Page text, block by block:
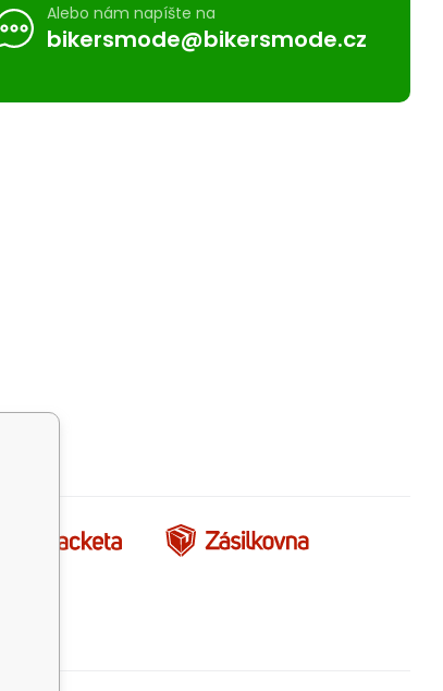
Alebo nám napíšte na
bikersmode@bikersmode.cz